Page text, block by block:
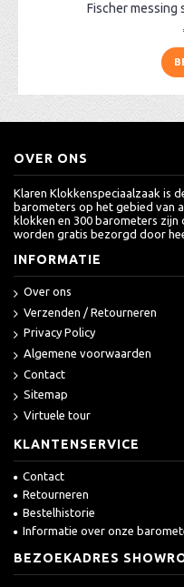
Fischer messing
OVER ONS
Klaren Klokkenspeciaalzaak is
barometers op het gebied van
klokken en 300 barometers
worden gratis bezorgd door
INFORMATIE
Over ons
Verzenden / Retourneren
Privacy Policy
Algemene voorwaarden
Contact
Sitemap
Virtuele tour
KLANTENSERVICE
Contact
Retourneren
Bestelhistorie
Informatie over onze
BEZOEKADRES